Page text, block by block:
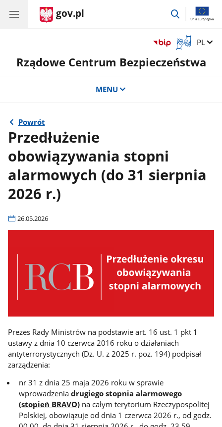
gov.pl
przejdź
Otwórz
okno
z
Zmień
PL
Rządowe Centrum Bezpieczeństwa
MENU
Powrót
Przedłużenie
obowiązywania stopni
alarmowych (do 31 sierpnia
2026 r.)
26.05.2026
Prezes Rady Ministrów na podstawie art. 16 ust. 1 pkt 1
ustawy z dnia 10 czerwca 2016 roku o działaniach
antyterrorystycznych (Dz. U. z 2025 r. poz. 194) podpisał
zarządzenia:
nr 31 z dnia 25 maja 2026 roku w sprawie
wprowadzeniadrugiego stopnia alarmowego
(stopień BRAVO) na całym terytorium Rzeczypospolitej
Polskiej, obowiązuje od dnia 1 czerwca 2026 r., od godz.